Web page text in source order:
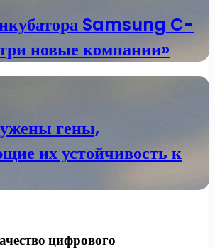
Samsung C-
новые компании»
гены,
их устойчивость к
цифрового